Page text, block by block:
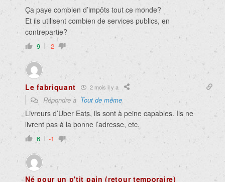
Ça paye combien d’impôts tout ce monde?
Et ils utilisent combien de services publics, en
contrepartie?
9 -2
Le fabriquant 2 mois il y a
Répondre à Tout de même
Livreurs d’Uber Eats, ils sont à peine capables. Ils ne
livrent pas à la bonne l’adresse, etc.
6 -1
Né pour un p'tit pain (retour temporaire)